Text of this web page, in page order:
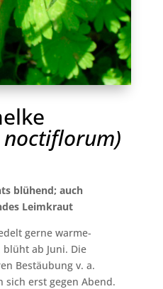
blühend; auch
Leimkraut
gerne warme-
ab Juni. Die
Bestäubung v. a.
sich erst gegen Abend.